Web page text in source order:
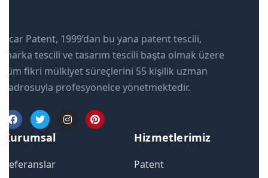
Acar Patent, 1999’dan bu yana patent tescili,
marka tescili ve tasarım tescili başta olmak üzere
tüm fikri mülkiyet süreçlerini 55 kişilik uzman
kadrosuyla profesyonelce yönetmektedir.
Kurumsal
Referanslar
Hizmetlerimiz
Patent